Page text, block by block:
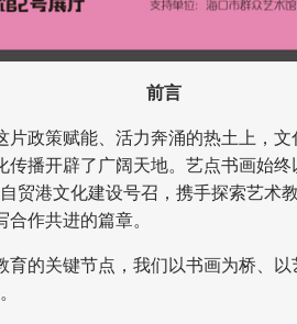
前言
政策赋能、活力奔涌的热土上，文
传播开辟了广阔天地。艺点书画始
贸港文化建设号召，携手探索艺术
作共进的篇章。
的关键节点，我们以书画为桥、以